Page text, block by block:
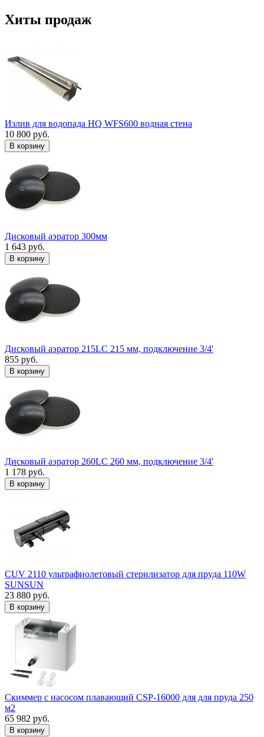
Хиты продаж
Излив для водопада HQ WFS600 водная стена
10 800 руб.
В корзину
Дисковый аэратор 300мм
1 643 руб.
В корзину
Дисковый аэратор 215LC 215 мм, подключение 3/4'
855 руб.
В корзину
Дисковый аэратор 260LC 260 мм, подключение 3/4'
1 178 руб.
В корзину
CUV 2110 ультрафиолетовый стерилизатор для пруда 110W
SUNSUN
23 880 руб.
В корзину
Скиммер с насосом плавающий CSP-16000 для для пруда 250
м2
65 982 руб.
В корзину